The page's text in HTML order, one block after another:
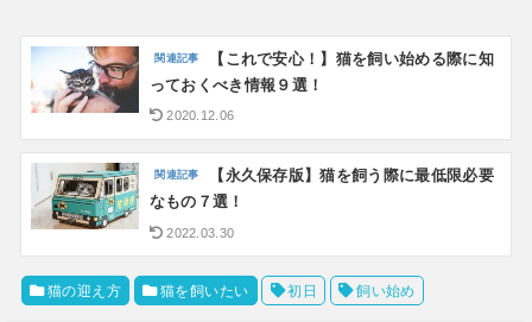
【これで安心！】猫を飼い始める際に知
っておくべき情報９選！
2020.12.06
【永久保存版】猫を飼う際に最低限必要
なもの７選！
2022.03.30
猫の迎え方 猫を飼いたい 初日 飼い始め